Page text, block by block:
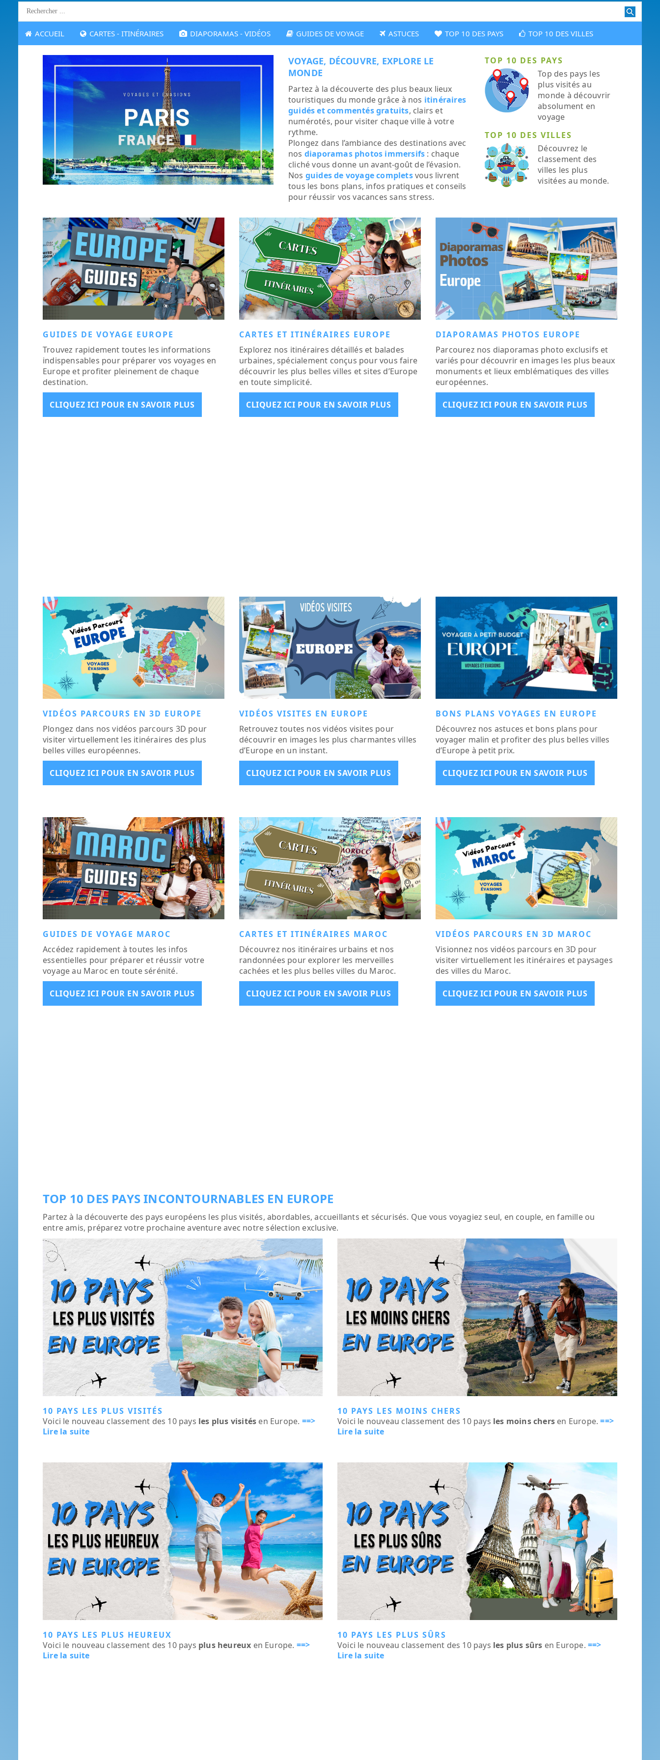
ACCUEIL CARTES - ITINÉRAIRES DIAPORAMAS - VIDÉOS GUIDES DE VOYAGE ASTUCES TOP 10 DES PAYS TOP 10 DES VILLES
VOYAGE, DÉCOUVRE, EXPLORE LE
MONDE
Partez à la découverte des plus beaux lieux
touristiques du monde grâce à nos itinéraires
guidés et commentés gratuits, clairs et
numérotés, pour visiter chaque ville à votre
rythme.
Plongez dans l’ambiance des destinations avec
nos diaporamas photos immersifs : chaque
cliché vous donne un avant-goût de l’évasion.
Nos guides de voyage completsvous livrent
tous les bons plans, infos pratiques et conseils
pour réussir vos vacances sans stress.
TOP 10 DES PAYS
Top des pays les
plus visités au
monde à découvrir
absolument en
voyage
TOP 10 DES VILLES
Découvrez le
classement des
villes les plus
visitées au monde.
GUIDES DE VOYAGE EUROPE
Trouvez rapidement toutes les informations
indispensables pour préparer vos voyages en
Europe et profiter pleinement de chaque
destination.
CLIQUEZ ICI POUR EN SAVOIR PLUS
CARTES ET ITINÉRAIRES EUROPE
Explorez nos itinéraires détaillés et balades
urbaines, spécialement conçus pour vous faire
découvrir les plus belles villes et sites d’Europe
en toute simplicité.
CLIQUEZ ICI POUR EN SAVOIR PLUS
DIAPORAMAS PHOTOS EUROPE
Parcourez nos diaporamas photo exclusifs et
variés pour découvrir en images les plus beaux
monuments et lieux emblématiques des villes
européennes.
CLIQUEZ ICI POUR EN SAVOIR PLUS
VIDÉOS PARCOURS EN 3D EUROPE
Plongez dans nos vidéos parcours 3D pour
visiter virtuellement les itinéraires des plus
belles villes européennes.
CLIQUEZ ICI POUR EN SAVOIR PLUS
VIDÉOS VISITES EN EUROPE
Retrouvez toutes nos vidéos visites pour
découvrir en images les plus charmantes villes
d’Europe en un instant.
CLIQUEZ ICI POUR EN SAVOIR PLUS
BONS PLANS VOYAGES EN EUROPE
Découvrez nos astuces et bons plans pour
voyager malin et profiter des plus belles villes
d’Europe à petit prix.
CLIQUEZ ICI POUR EN SAVOIR PLUS
GUIDES DE VOYAGE MAROC
Accédez rapidement à toutes les infos
essentielles pour préparer et réussir votre
voyage au Maroc en toute sérénité.
CLIQUEZ ICI POUR EN SAVOIR PLUS
CARTES ET ITINÉRAIRES MAROC
Découvrez nos itinéraires urbains et nos
randonnées pour explorer les merveilles
cachées et les plus belles villes du Maroc.
CLIQUEZ ICI POUR EN SAVOIR PLUS
VIDÉOS PARCOURS EN 3D MAROC
Visionnez nos vidéos parcours en 3D pour
visiter virtuellement les itinéraires et paysages
des villes du Maroc.
CLIQUEZ ICI POUR EN SAVOIR PLUS
TOP 10 DES PAYS INCONTOURNABLES EN EUROPE
Partez à la découverte des pays européens les plus visités, abordables, accueillants et sécurisés. Que vous voyagiez seul, en couple, en famille ou
entre amis, préparez votre prochaine aventure avec notre sélection exclusive.
10 PAYS LES PLUS VISITÉS
Voici le nouveau classement des 10 pays les plus visités en Europe. ==>
Lire la suite
10 PAYS LES MOINS CHERS
Voici le nouveau classement des 10 pays les moins chers en Europe.==>
Lire la suite
10 PAYS LES PLUS HEUREUX
Voici le nouveau classement des 10 pays plus heureux en Europe. ==>
Lire la suite
10 PAYS LES PLUS SÛRS
Voici le nouveau classement des 10 pays les plus sûrs en Europe.==>
Lire la suite